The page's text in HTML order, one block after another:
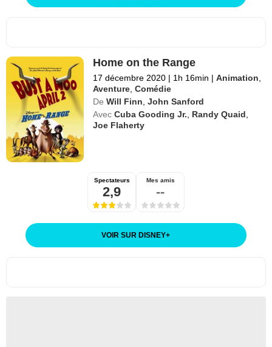
Home on the Range
17 décembre 2020 | 1h 16min | Animation
Aventure ,Comédie
De Will Finn ,John Sanford
Avec Cuba Gooding Jr. Randy Quaid
Joe Flaherty
Spectateurs
2,9
Mes amis
--
VOIR SUR DISNEY+